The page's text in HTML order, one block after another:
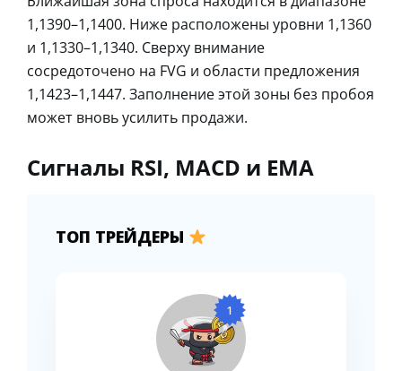
1,1390–1,1400. Ниже расположены уровни 1,1360
и 1,1330–1,1340. Сверху внимание
сосредоточено на FVG и области предложения
1,1423–1,1447. Заполнение этой зоны без пробоя
может вновь усилить продажи.
Сигналы RSI, MACD и EMA
ТОП ТРЕЙДЕРЫ
1